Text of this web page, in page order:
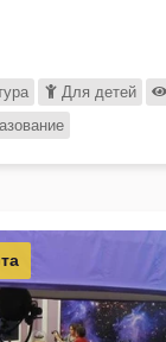
Для детей